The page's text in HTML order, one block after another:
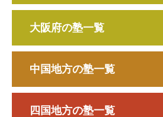
大阪府の塾一覧
中国地方の塾一覧
四国地方の塾一覧